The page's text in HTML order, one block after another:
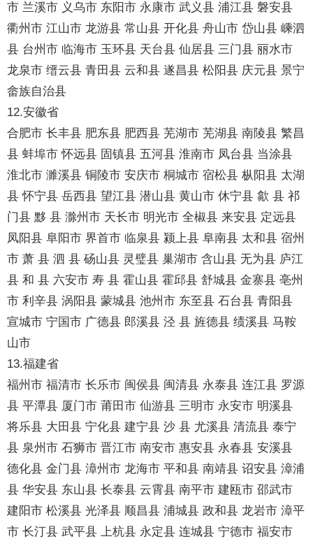
市 兰溪市 义乌市 东阳市 永康市 武义县 浦江县 磐安县
衢州市 江山市 龙游县 常山县 开化县 舟山市 岱山县 嵊泗
县 台州市 临海市 玉环县 天台县 仙居县 三门县 丽水市
龙泉市 缙云县 青田县 云和县 遂昌县 松阳县 庆元县 景宁
畲族自治县
12.安徽省
合肥市 长丰县 肥东县 肥西县 芜湖市 芜湖县 南陵县 繁昌
县 蚌埠市 怀远县 固镇县 五河县 淮南市 凤台县 当涂县
淮北市 濉溪县 铜陵市 安庆市 桐城市 宿松县 枞阳县 太湖
县 怀宁县 岳西县 望江县 潜山县 黄山市 休宁县 歙 县 祁
门县 黟 县 滁州市 天长市 明光市 全椒县 来安县 定远县
凤阳县 阜阳市 界首市 临泉县 颍上县 阜南县 太和县 宿州
市 萧 县 泗 县 砀山县 灵璧县 巢湖市 含山县 无为县 庐江
县 和 县 六安市 寿 县 霍山县 霍邱县 舒城县 金寨县 亳州
市 利辛县 涡阳县 蒙城县 池州市 东至县 石台县 青阳县
宣城市 宁国市 广德县 郎溪县 泾 县 旌德县 绩溪县 马鞍
山市
13.福建省
福州市 福清市 长乐市 闽侯县 闽清县 永泰县 连江县 罗源
县 平潭县 厦门市 莆田市 仙游县 三明市 永安市 明溪县
将乐县 大田县 宁化县 建宁县 沙 县 尤溪县 清流县 泰宁
县 泉州市 石狮市 晋江市 南安市 惠安县 永春县 安溪县
德化县 金门县 漳州市 龙海市 平和县 南靖县 诏安县 漳浦
县 华安县 东山县 长泰县 云霄县 南平市 建瓯市 邵武市
建阳市 松溪县 光泽县 顺昌县 浦城县 政和县 龙岩市 漳平
市 长汀县 武平县 上杭县 永定县 连城县 宁德市 福安市